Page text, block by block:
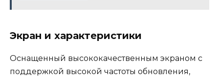
Экран и характеристики
Оснащенный высококачественным экраном с
поддержкой высокой частоты обновления,